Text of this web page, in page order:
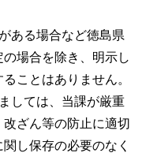
ある場合など徳島県
場合を除き、明示し
ことはありません。
しては、当課が厳重
ざん等の防止に適切
し保存の必要のなく